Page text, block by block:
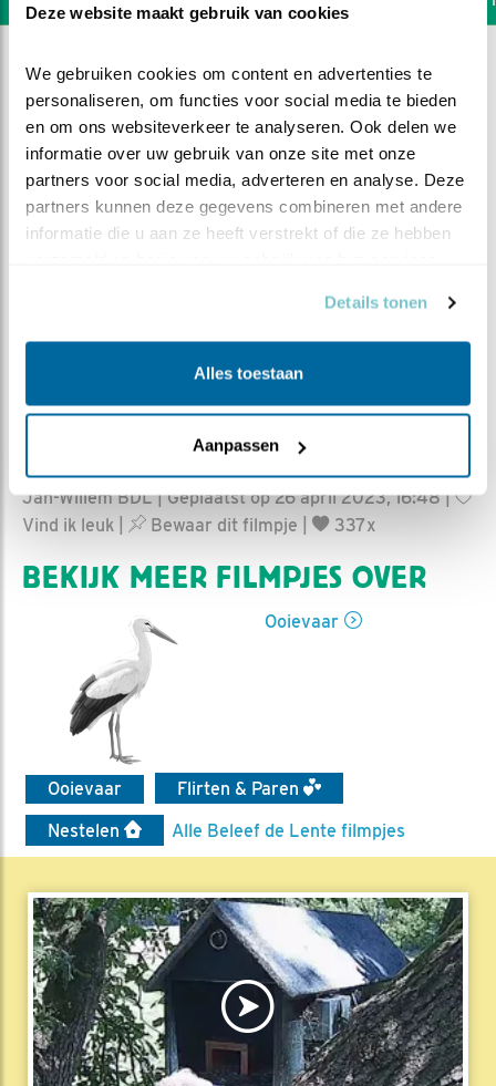
Deze website maakt gebruik van cookies
We gebruiken cookies om content en advertenties te
personaliseren, om functies voor social media te bieden
en om ons websiteverkeer te analyseren. Ook delen we
informatie over uw gebruik van onze site met onze
partners voor social media, adverteren en analyse. Deze
partners kunnen deze gegevens combineren met andere
informatie die u aan ze heeft verstrekt of die ze hebben
Details tonen
Alles toestaan
Aanpassen
DEEL DIT FILMPJE
Jan-Willem BDL | Geplaatst op 26 april 2023, 16:48 |
Vind ik leuk
Bewaar dit filmpje 337x
BEKIJK MEER FILMPJES OVER
Ooievaar
Ooievaar
Flirten & Paren
Nestelen
Alle Beleef de Lente filmpjes